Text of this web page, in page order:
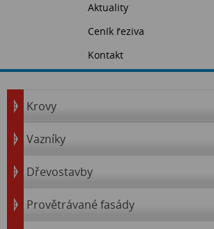
Aktuality
Ceník řeziva
Kontakt
Krovy
Vazníky
Dřevostavby
Provětrávané fasády